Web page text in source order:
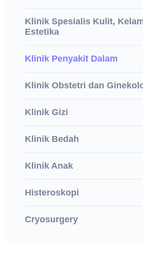
Klinik Spesialis Kulit,
Estetika
Klinik Penyakit Dalam
Klinik Obstetri dan
Klinik Gizi
Klinik Bedah
Klinik Anak
Histeroskopi
Cryosurgery